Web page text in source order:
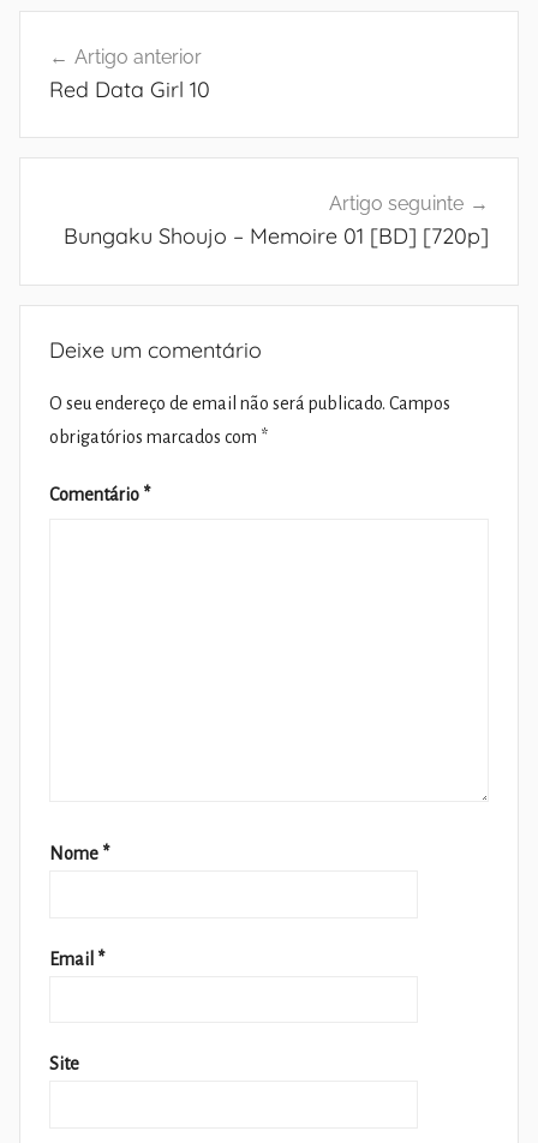
de
Artigo anterior
Red Data Girl 10
Artigo seguinte
Bungaku Shoujo – Memoire 01 [BD] [720p]
Deixe um comentário
O seu endereço de email não será publicado. Campos
obrigatórios marcados com *
Comentário *
Nome *
Email *
Site